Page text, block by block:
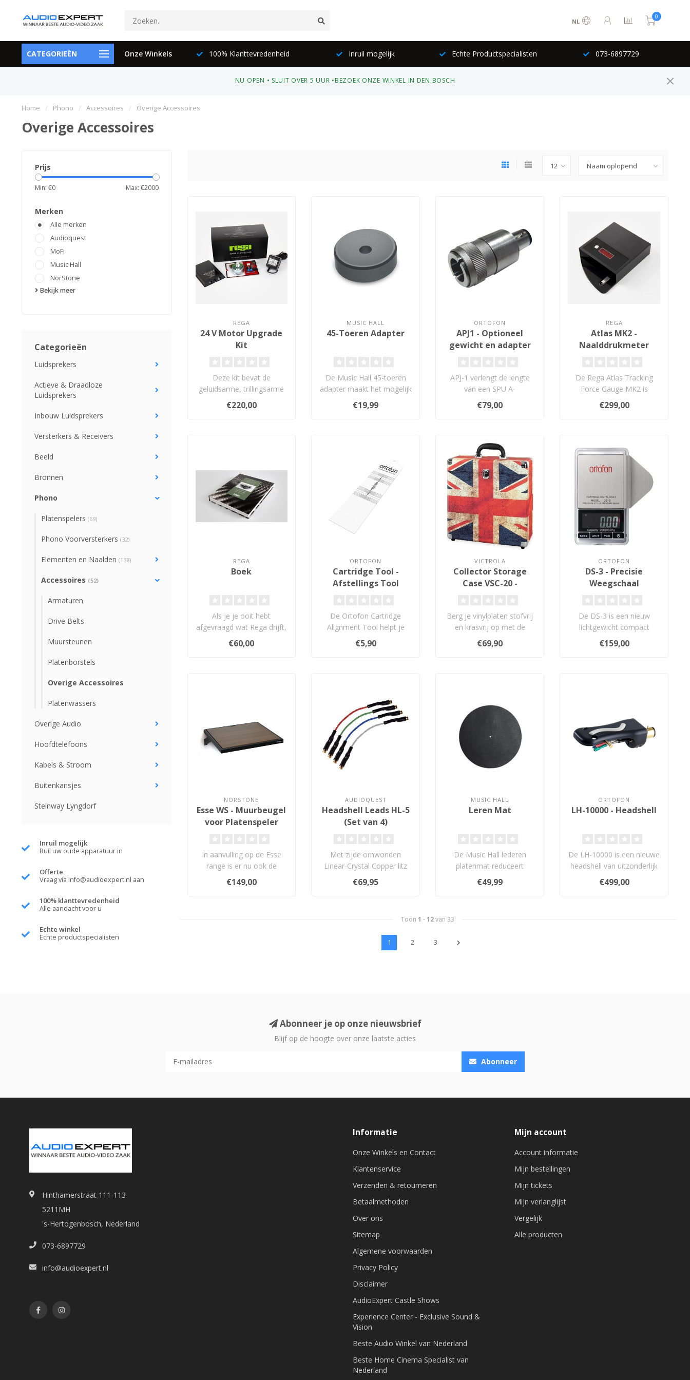
NL
0
CATEGORIEËN Onze Winkels
073-6897729 100% Klanttevredenheid Inruil mogelijk Echte Productspecialisten 073-6897729
NU OPEN • SLUIT OVER 5 UUR •BEZOEK ONZE WINKEL IN DEN BOSCH
Home / Phono / Accessoires / Overige Accessoires
Overige Accessoires
Prijs
Min: €0 Max: €2000
Merken
Alle merken
Audioquest
MoFi
Music Hall
NorStone
Bekijk meer
Categorieën
Luidsprekers
Actieve & Draadloze
Luidsprekers
Inbouw Luidsprekers
Versterkers & Receivers
Beeld
Bronnen
Phono
Platenspelers (69)
Phono Voorversterkers (32)
Elementen en Naalden (138)
Accessoires (52)
Armaturen
Drive Belts
Muursteunen
Platenborstels
Overige Accessoires
Platenwassers
Overige Audio
Hoofdtelefoons
Kabels & Stroom
Buitenkansjes
Steinway Lyngdorf
Inruil mogelijk
Ruil uw oude apparatuur in
Offerte
Vraag via info@audioexpert.nl aan
100% klanttevredenheid
Alle aandacht voor u
Echte winkel
Echte productspecialisten
REGA
24 V Motor Upgrade
Kit
Deze kit bevat de
geluidsarme, trillingsarme
24v-motor die is
ontworpen en ontwi..
€220,00
MUSIC HALL
45-Toeren Adapter
De Music Hall 45-toeren
adapter maakt het mogelijk
om singles met groot gat
perf..
€19,99
ORTOFON
APJ1 - Optioneel
gewicht en adapter
APJ-1 verlengt de lengte
van een SPU A-
schaalmodel tot de lengte
van een standaa..
€79,00
REGA
Atlas MK2 -
Naalddrukmeter
De Rega Atlas Tracking
Force Gauge MK2 is
ontworpen om
gebruiksvriendelijk, cons..
€299,00
REGA
Boek
Als je je ooit hebt
afgevraagd wat Rega drijft,
hoe het allemaal begon, en
als j..
€60,00
ORTOFON
Cartridge Tool -
Afstellings Tool
De Ortofon Cartridge
Alignment Tool helpt je
eenvoudig en nauwkeurig
je element ..
€5,90
VICTROLA
Collector Storage
Case VSC-20 -
Berg je vinylplaten stofvrij
en krasvrij op met de
Victrola Record Case. Deze
ro..
€69,90
ORTOFON
DS-3 - Precisie
Weegschaal
De DS-3 is een nieuw
lichtgewicht compact
model met digitale
stylusmanometer. De..
€159,00
NORSTONE
Esse WS - Muurbeugel
voor Platenspeler
In aanvulling op de Esse
range is er nu ook de
NorStone Esse WS, een
platenspele..
€149,00
AUDIOQUEST
Headshell Leads HL-5
(Set van 4)
Met zijde omwonden
Linear-Crystal Copper litz
geleiders. Wordt geleverd in
een z..
€69,95
MUSIC HALL
Leren Mat
De Music Hall lederen
platenmat reduceert
resonanties en statische
lading en bie..
€49,99
ORTOFON
LH-10000 - Headshell
De LH-10000 is een nieuwe
headshell van uitzonderlijk
hoge kwaliteit, gemaakt
va..
€499,00
Toon 1 - 12van 33
1 2 3
Abonneer je op onze nieuwsbrief
Blijf op de hoogte over onze laatste acties
Abonneer
Hinthamerstraat 111-113
5211MH
's-Hertogenbosch, Nederland
073-6897729
info@audioexpert.nl
Informatie
Onze Winkels en Contact
Klantenservice
Verzenden & retourneren
Betaalmethoden
Over ons
Sitemap
Algemene voorwaarden
Privacy Policy
Disclaimer
AudioExpert Castle Shows
Experience Center - Exclusive Sound &
Vision
Beste Audio Winkel van Nederland
Beste Home Cinema Specialist van
Nederland
Mijn account
Account informatie
Mijn bestellingen
Mijn tickets
Mijn verlanglijst
Vergelijk
Alle producten